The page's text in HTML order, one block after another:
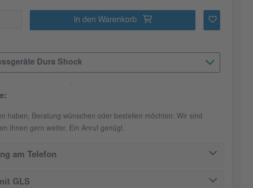
In den Warenkorb
Dura Shock
haben, Beratung wünschen oder bestellen möchten: Wir sind
Ihnen gern weiter. Ein Anruf genügt.
am Telefon
GLS